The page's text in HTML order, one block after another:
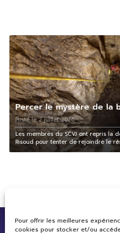
Pour offrir les meilleures
cookies pour stocker et/ou
Percer le mystère de la
Posté le 2 juillet 2026
Les membres du SCVJ ont repris la
Risoud pour tenter de rejoindre le